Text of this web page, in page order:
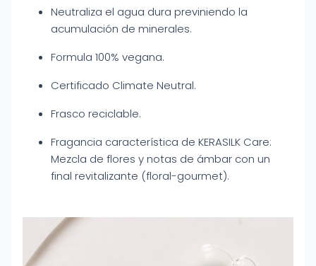
Neutraliza el agua dura previniendo la
acumulación de minerales.
Formula 100% vegana.
Certificado Climate Neutral.
Frasco reciclable.
Fragancia característica de KERASILK Care:
Mezcla de flores y notas de ámbar con un
final revitalizante (floral-gourmet).